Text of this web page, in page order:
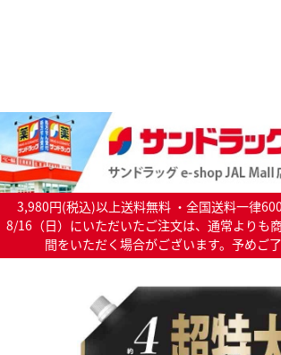
3,980円(税込)以上送料無料 ・全国送料一律
8/16（日）にいただいたご注文は、通常よりも
間をいただく場合がございます。予めご了